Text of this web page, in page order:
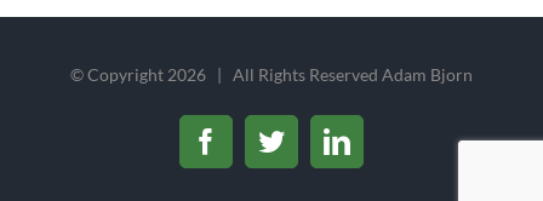
© Copyright 2026 | All Rights Reserved Adam Bjorn
FacebookTwitterLinkedIn